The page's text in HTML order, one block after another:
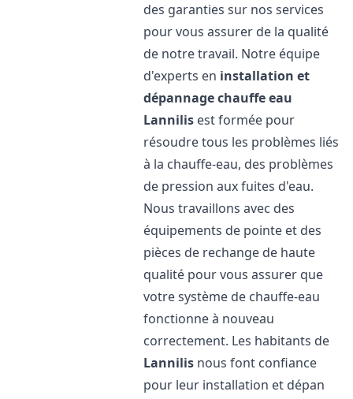
des garanties sur nos services
pour vous assurer de la qualité
de notre travail. Notre équipe
d'experts en installation et
dépannage chauffe eau
Lannilis est formée pour
résoudre tous les problèmes liés
à la chauffe-eau, des problèmes
de pression aux fuites d'eau.
Nous travaillons avec des
équipements de pointe et des
pièces de rechange de haute
qualité pour vous assurer que
votre système de chauffe-eau
fonctionne à nouveau
correctement. Les habitants de
Lannilis nous font confiance
pour leur installation et dépan